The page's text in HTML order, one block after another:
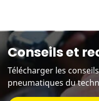
Conseils et
Télécharger les
pneumatiques du